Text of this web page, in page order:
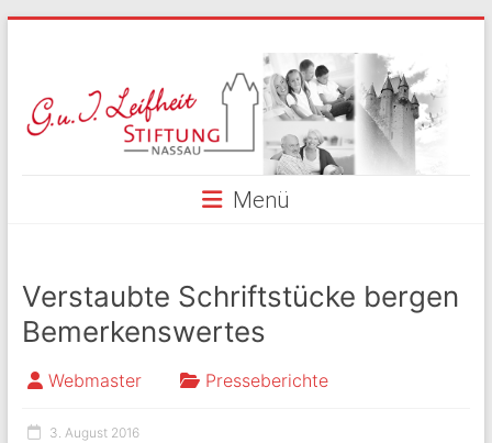
und
I.
Menü
Verstaubte Schriftstücke bergen
Bemerkenswertes
Webmaster Presseberichte
3. August 2016